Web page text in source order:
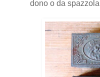
dono o da